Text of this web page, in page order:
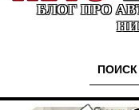
БЛОГ ПРО